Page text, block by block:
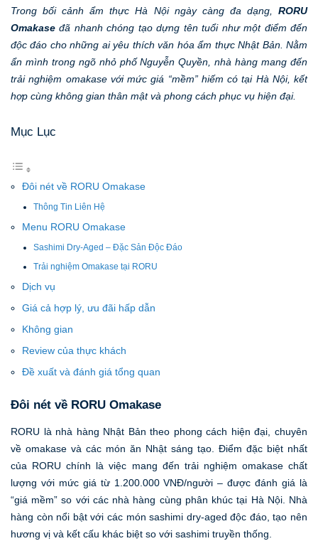
Trong bối cảnh ẩm thực Hà Nội ngày càng đa dạng, RORU
Omakase đã nhanh chóng tạo dựng tên tuổi như một điểm đến
độc đáo cho những ai yêu thích văn hóa ẩm thực Nhật Bản. Nằm
ẩn mình trong ngõ nhỏ phố Nguyễn Quyền, nhà hàng mang đến
trải nghiệm omakase với mức giá “mềm” hiếm có tại Hà Nội, kết
hợp cùng không gian thân mật và phong cách phục vụ hiện đại.
Mục Lục
Đôi nét về RORU Omakase
Thông Tin Liên Hệ
Menu RORU Omakase
Sashimi Dry-Aged – Đặc Sản Độc Đáo
Trải nghiệm Omakase tại RORU
Dịch vụ
Giá cả hợp lý, ưu đãi hấp dẫn
Không gian
Review của thực khách
Đề xuất và đánh giá tổng quan
Đôi nét về RORU Omakase
RORU là nhà hàng Nhật Bản theo phong cách hiện đại, chuyên
về omakase và các món ăn Nhật sáng tạo. Điểm đặc biệt nhất
của RORU chính là việc mang đến trải nghiệm omakase chất
lượng với mức giá từ 1.200.000 VNĐ/người – được đánh giá là
“giá mềm” so với các nhà hàng cùng phân khúc tại Hà Nội. Nhà
hàng còn nổi bật với các món sashimi dry-aged độc đáo, tạo nên
hương vị và kết cấu khác biệt so với sashimi truyền thống.